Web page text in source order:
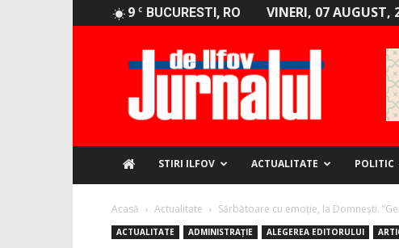
9 C BUCURESTI, RO VINERI, 07 AUGUST,
STIRI ILFOV ACTUALITATE POLITIC
Acasă Actualitate Sărbătoare cu emoție, la Domnești.
ACTUALITATE ADMINISTRAȚIE ALEGEREA EDITORULUI